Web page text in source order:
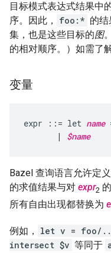
目标模式表达式结果中
序。因此，
foo:* 的
集，也是这些目标的图
的相对顺序。）如需了
变量
expr ::= let name
       |
$name
Bazel 查询语言允许定
的求值结果与对 expr2
所有自由出现都替换为
例如，
let v = foo/
intersect $v 等同于